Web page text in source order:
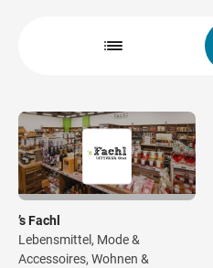
’s Fachl
Lebensmittel, Mode &
Accessoires, Wohnen &